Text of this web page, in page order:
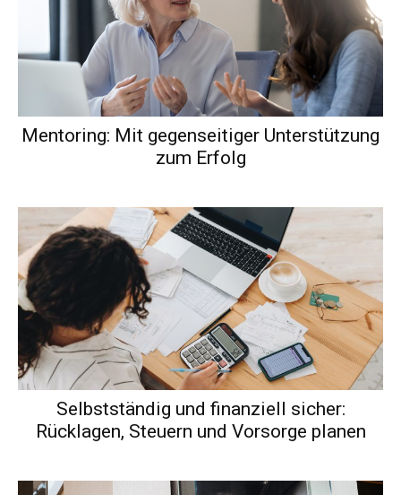
Mentoring: Mit gegenseitiger Unterstützung
zum Erfolg
Selbstständig und finanziell sicher:
Rücklagen, Steuern und Vorsorge planen